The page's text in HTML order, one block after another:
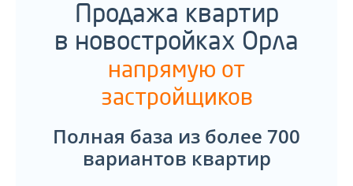
Продажа квартир
в новостройках Орла
напрямую от
застройщиков
Полная база из более 700
вариантов квартир